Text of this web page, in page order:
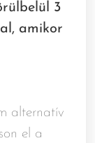
3
amikor
alternatív
el a